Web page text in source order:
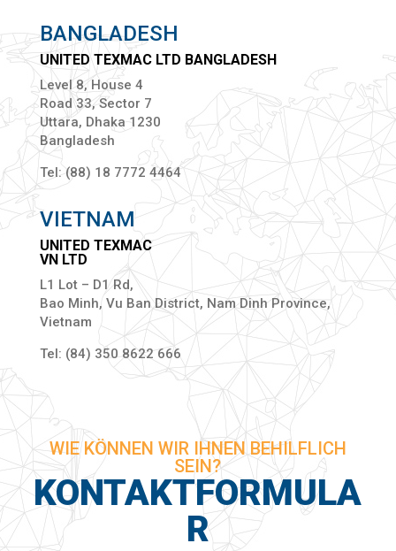
BANGLADESH
UNITED TEXMAC LTD BANGLADESH
Level 8, House 4
Road 33, Sector 7
Uttara, Dhaka 1230
Bangladesh
Tel: (88) 18 7772 4464
VIETNAM
UNITED TEXMAC
VN LTD
L1 Lot – D1 Rd,
Bao Minh, Vu Ban District, Nam Dinh Province,
Vietnam
Tel: (84) 350 8622 666
WIE KÖNNEN WIR IHNEN BEHILFLICH
SEIN?
KONTAKTFORMULA
R